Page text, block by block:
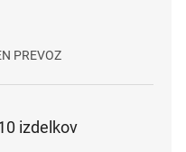
PREVOZ
izdelkov